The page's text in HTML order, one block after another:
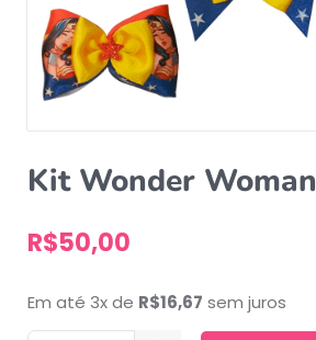
Kit Wonder Woman
R$50,00
Em até 3x de R$16,67 sem juros